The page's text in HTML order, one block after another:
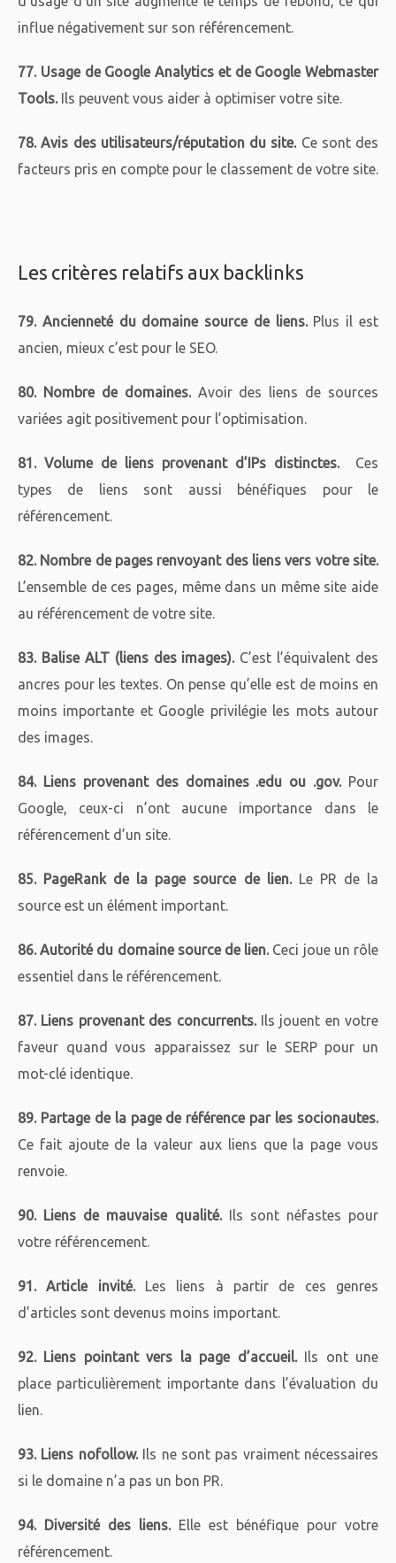
influe négativement sur son référencement.
77. Usage de Google Analytics et de Google Webmaster
Tools.Ils peuvent vous aider à optimiser votre site.
78. Avis des utilisateurs/réputation du site.Ce sont des
facteurs pris en compte pour le classement de votre site.
Les critères relatifs aux backlinks
79. Ancienneté du domaine source de liens.Plus il est
ancien, mieux c’est pour le SEO.
80. Nombre de domaines.Avoir des liens de sources
variées agit positivement pour l’optimisation.
81. Volume de liens provenant d’IPs distinctes.Ces
types de liens sont aussi bénéfiques pour le
référencement.
82. Nombre de pages renvoyant des liens vers votre site.
L’ensemble de ces pages, même dans un même site aide
au référencement de votre site.
83. Balise ALT (liens des images).C’est l’équivalent des
ancres pour les textes. On pense qu’elle est de moins en
moins importante et Google privilégie les mots autour
des images.
84. Liens provenant des domaines .edu ou .gov.Pour
Google, ceux-ci n’ont aucune importance dans le
référencement d’un site.
85. PageRank de la page source de lien.Le PR de la
source est un élément important.
86. Autorité du domaine source de lien.Ceci joue un rôle
essentiel dans le référencement.
87. Liens provenant des concurrents.Ils jouent en votre
faveur quand vous apparaissez sur le SERP pour un
mot-clé identique.
89. Partage de la page de référence par les socionautes.
Ce fait ajoute de la valeur aux liens que la page vous
renvoie.
90. Liens de mauvaise qualité.Ils sont néfastes pour
votre référencement.
91. Article invité.Les liens à partir de ces genres
d’articles sont devenus moins important.
92. Liens pointant vers la page d’accueil.Ils ont une
place particulièrement importante dans l’évaluation du
lien.
93. Liens nofollow.Ils ne sont pas vraiment nécessaires
si le domaine n’a pas un bon PR.
94. Diversité des liens.Elle est bénéfique pour votre
référencement.